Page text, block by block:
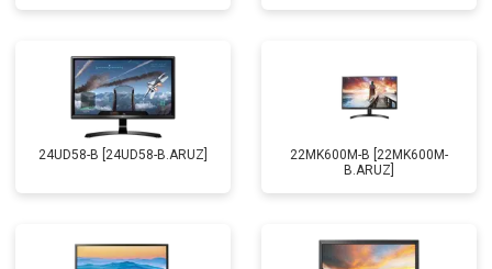
24UD58-B [24UD58-B.ARUZ]
22MK600M-B [22MK600M-
B.ARUZ]